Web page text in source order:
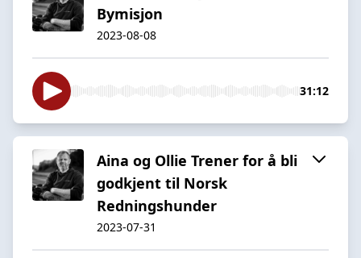
Bymisjon
2023-08-08
31:12
Aina og Ollie Trener for å bli
godkjent til Norsk
Redningshunder
2023-07-31